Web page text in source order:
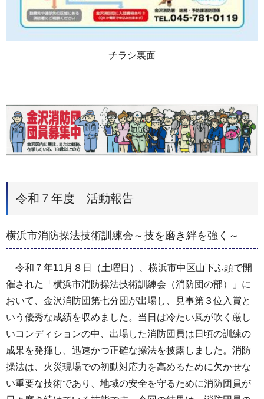
チラシ裏面
令和７年度 活動報告
横浜市消防操法技術訓練会～技を磨き絆を強く～
令和７年11月８日（土曜日）、横浜市中区山下ふ頭で開
催された「横浜市消防操法技術訓練会（消防団の部）」に
おいて、金沢消防団第七分団が出場し、見事第３位入賞と
いう優秀な成績を収めました。当日は冷たい風が吹く厳し
いコンディションの中、出場した消防団員は日頃の訓練の
成果を発揮し、迅速かつ正確な操法を披露しました。消防
操法は、火災現場での初動対応力を高めるために欠かせな
い重要な技術であり、地域の安全を守るために消防団員が